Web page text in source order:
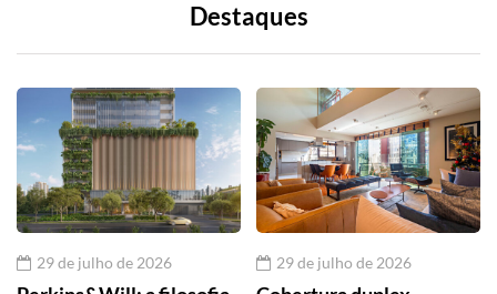
Destaques
29 de julho de 2026 29 de julho de 2026